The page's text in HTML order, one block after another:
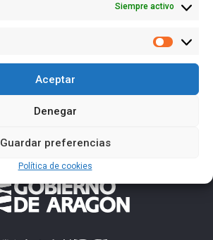
Siempre activo
Aceptar
Denegar
Guardar preferencias
Política de cookies